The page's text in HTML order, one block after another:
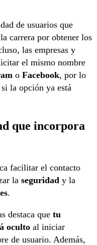
de usuarios que
carrera por obtener los
las empresas y
el mismo nombre
o Facebook, por lo
la opción ya está
que incorpora
facilitar el contacto
la seguridad y la
.
destaca que tu
oculto al iniciar
de usuario. Además,